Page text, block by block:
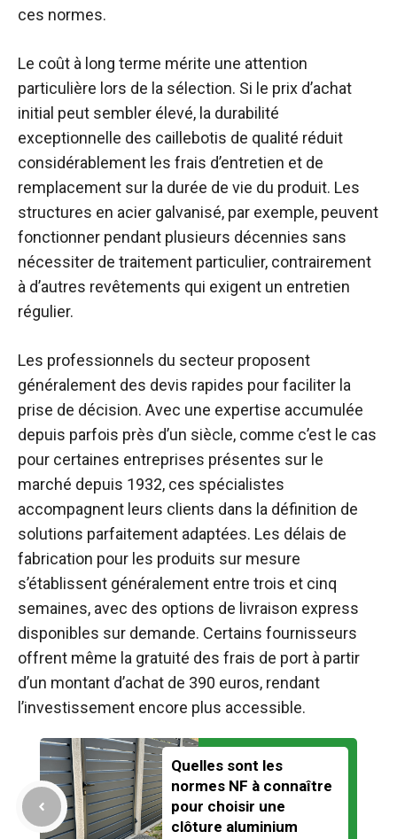
ces normes.
Le coût à long terme mérite une attention
particulière lors de la sélection. Si le prix d’achat
initial peut sembler élevé, la durabilité
exceptionnelle des caillebotis de qualité réduit
considérablement les frais d’entretien et de
remplacement sur la durée de vie du produit. Les
structures en acier galvanisé, par exemple, peuvent
fonctionner pendant plusieurs décennies sans
nécessiter de traitement particulier, contrairement
à d’autres revêtements qui exigent un entretien
régulier.
Les professionnels du secteur proposent
généralement des devis rapides pour faciliter la
prise de décision. Avec une expertise accumulée
depuis parfois près d’un siècle, comme c’est le cas
pour certaines entreprises présentes sur le
marché depuis 1932, ces spécialistes
accompagnent leurs clients dans la définition de
solutions parfaitement adaptées. Les délais de
fabrication pour les produits sur mesure
s’établissent généralement entre trois et cinq
semaines, avec des options de livraison express
disponibles sur demande. Certains fournisseurs
offrent même la gratuité des frais de port à partir
d’un montant d’achat de 390 euros, rendant
l’investissement encore plus accessible.
Quelles sont les
normes NF à connaître
pour choisir une
clôture aluminium